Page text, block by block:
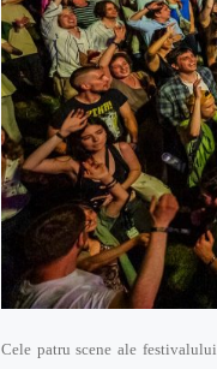
Cele patru scene ale